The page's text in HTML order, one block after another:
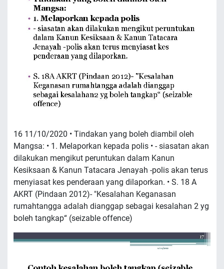
16 11/10/2020 • Tindakan yang boleh diambil oleh
Mangsa: • 1. Melaporkan kepada polis • - siasatan akan
dilakukan mengikut peruntukan dalam Kanun
Kesiksaan & Kanun Tatacara Jenayah -polis akan terus
menyiasat kes penderaan yang dilaporkan. • S. 18 A
AKRT (Pindaan 2012)- "Kesalahan Keganasan
rumahtangga adalah dianggap sebagai kesalahan 2 yg
boleh tangkap“ (seizable offence)